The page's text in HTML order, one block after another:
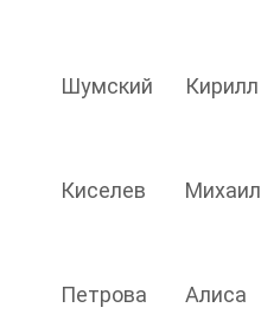
Шумский Кирилл
Киселев Михаил
Петрова Алиса